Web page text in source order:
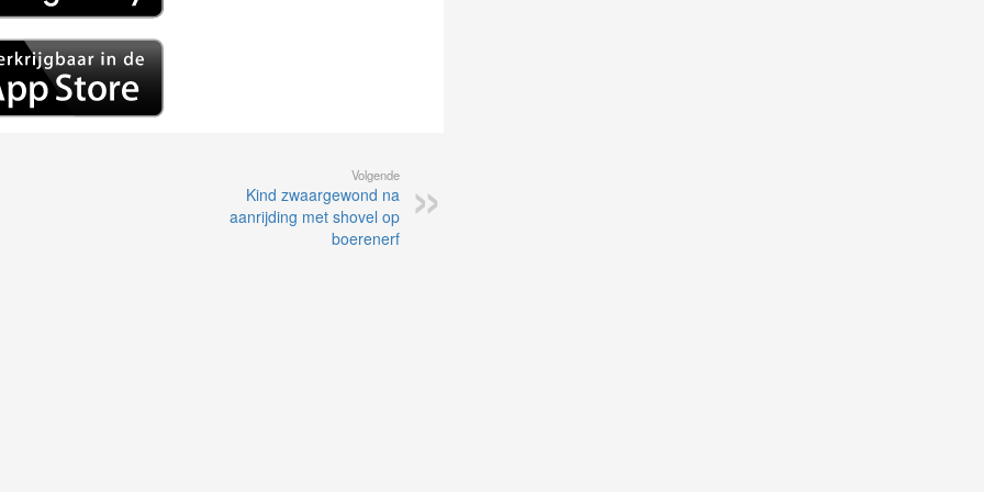
Volgende
Kind zwaargewond na
aanrijding met shovel op
boerenerf